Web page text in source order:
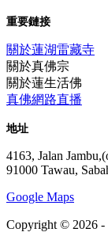
重要鏈接
關於蓮湖雷藏寺
關於真佛宗
關於蓮生活佛
真佛網路直播
地址
4163, Jalan
91000 Tawau,
Google Maps
Copyright © 2026